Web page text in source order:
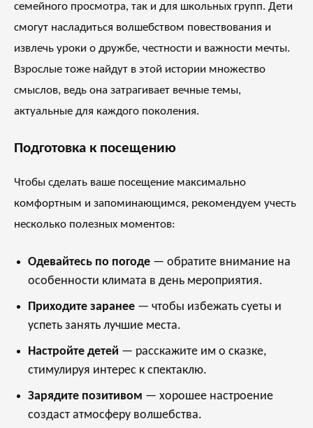
семейного просмотра, так и для школьных групп. Дети
смогут насладиться волшебством повествования и
извлечь уроки о дружбе, честности и важности мечты.
Взрослые тоже найдут в этой истории множество
смыслов, ведь она затрагивает вечные темы,
актуальные для каждого поколения.
Подготовка к посещению
Чтобы сделать ваше посещение максимально
комфортным и запоминающимся, рекомендуем учесть
несколько полезных моментов:
Одевайтесь по погоде — обратите внимание на
особенности климата в день мероприятия.
Приходите заранее — чтобы избежать суеты и
успеть занять лучшие места.
Настройте детей — расскажите им о сказке,
стимулируя интерес к спектаклю.
Зарядите позитивом — хорошее настроение
создаст атмосферу волшебства.